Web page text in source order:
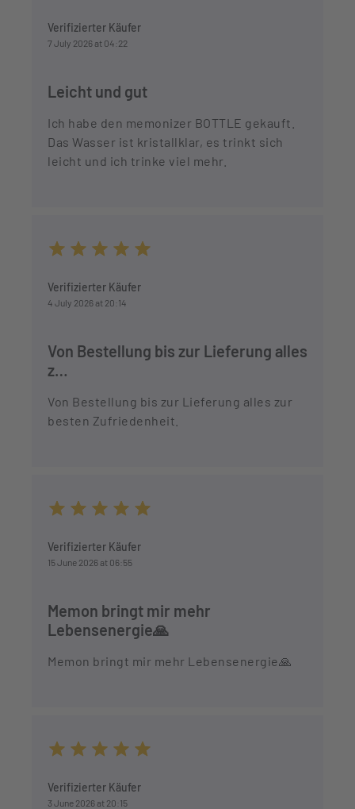
Verifizierter Käufer
7 July 2026 at 04:22
Leicht und gut
Ich habe den memonizer BOTTLE gekauft.
Das Wasser ist kristallklar, es trinkt sich
leicht und ich trinke viel mehr.
Verifizierter Käufer
4 July 2026 at 20:14
Von Bestellung bis zur Lieferung alles
z…
Von Bestellung bis zur Lieferung alles zur
besten Zufriedenheit.
Verifizierter Käufer
15 June 2026 at 06:55
Memon bringt mir mehr
Lebensenergie🙏
Memon bringt mir mehr Lebensenergie🙏
Verifizierter Käufer
3 June 2026 at 20:15